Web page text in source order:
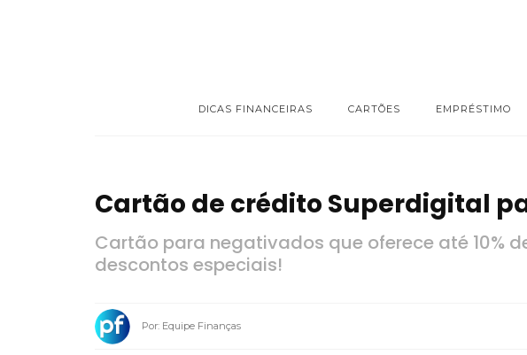
DICAS FINANCEIRAS CARTÕES EMPRÉSTIMO
Cartão de crédito Superdigital
Cartão para negativados que oferece até 10%
descontos especiais!
Por: Equipe Finanças